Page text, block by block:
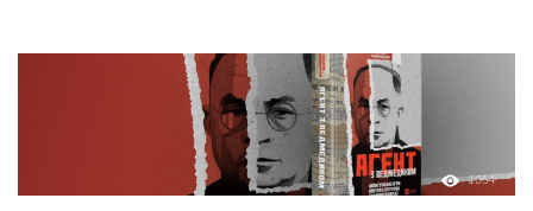
1054